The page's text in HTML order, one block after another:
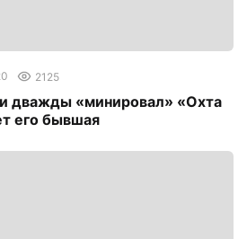
2125
дважды «минировал» «Охта
его бывшая